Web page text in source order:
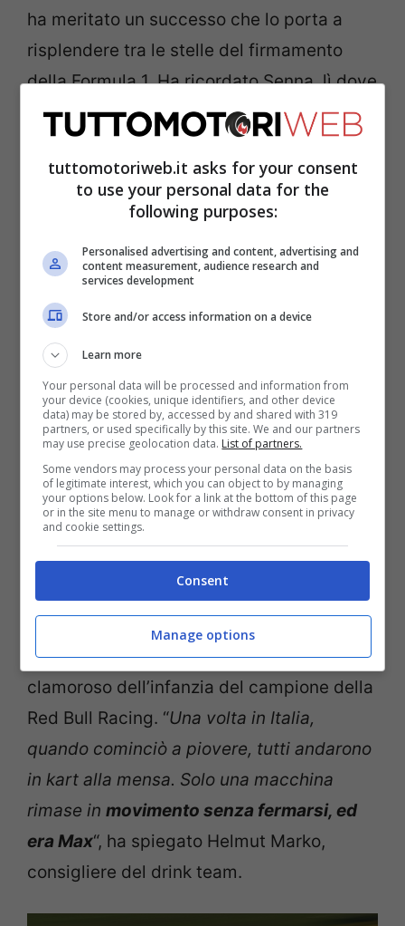
ha meritato un successo che lo porta a
risplendere tra le stelle del firmamento
della Formula 1. Ha ricordato Senna, lì dove
il fenomeno brasiliano faceva impazzire i
suoi tifosi. Al di là del tifo non si può non
applaudire un giovane che è diventato
uomo, ma che tutti gli addetti ai lavori
Il racconto scioccante su
Verstappen
Il documentario “Anatomia di un campione”
ha riportato alla mente dei fan un episodio
clamoroso dell’infanzia del campione della
Red Bull Racing. “Una volta in Italia,
quando cominciò a piovere, tutti andarono
in kart alla mensa. Solo una macchina
rimase in movimento senza fermarsi, ed
era Max“, ha spiegato Helmut Marko,
consigliere del drink team.
tuttomotoriweb.it asks for your consent
to use your personal data for the
following purposes:
Personalised advertising and content, advertising and
content measurement, audience research and
services development
Store and/or access information on a device
Learn more
Your personal data will be processed and information from
your device (cookies, unique identifiers, and other device
data) may be stored by, accessed by and shared with 319
partners, or used specifically by this site. We and our partners
may use precise geolocation data. List of partners.
Some vendors may process your personal data on the basis
of legitimate interest, which you can object to by managing
your options below. Look for a link at the bottom of this page
or in the site menu to manage or withdraw consent in privacy
and cookie settings.
Consent
Manage options